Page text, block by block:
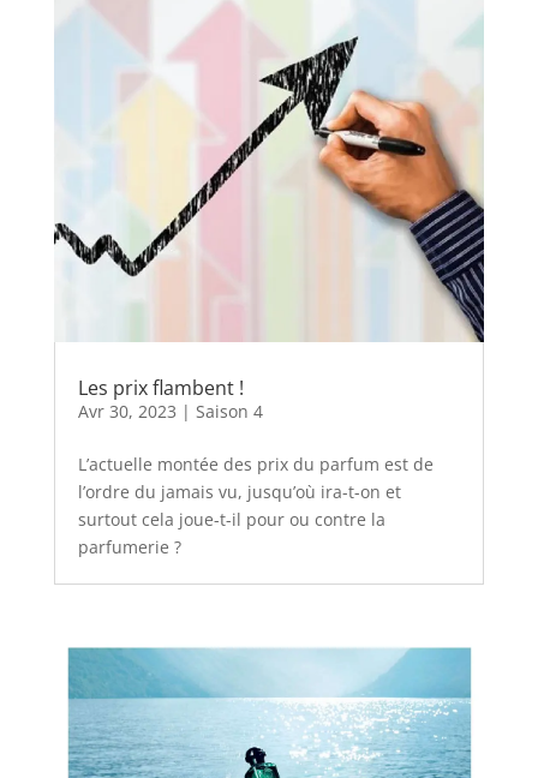
Les prix flambent !
Avr 30, 2023 | Saison 4
L’actuelle montée des prix du parfum est de
l’ordre du jamais vu, jusqu’où ira-t-on et
surtout cela joue-t-il pour ou contre la
parfumerie ?